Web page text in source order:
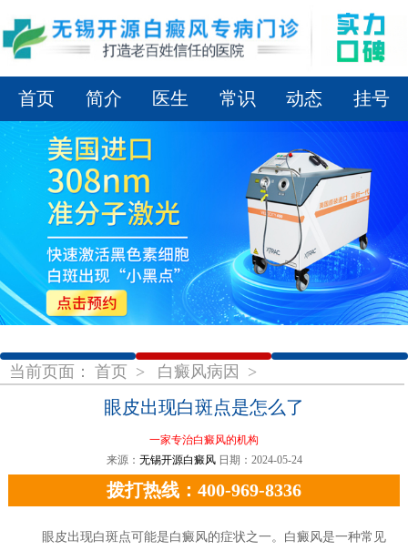
首页 简介 医生 常识 动态 挂号
1 2 3
当前页面： 首页 > 白癜风病因 >
眼皮出现白斑点是怎么了
一家专治白癜风的机构
来源： 无锡开源白癜风 日期：2024-05-24
拨打热线：400-969-8336
眼皮出现白斑点可能是白癜风的症状之一。白癜风是一种常见